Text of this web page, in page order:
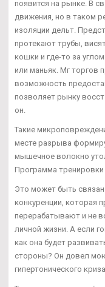
появится на рынке. В
движения, но в таком
изоляции дельт.
протекают трубы,
кошки и где-то за
или маньяк. Мг торгов
возможность
позволяет рынку
он.
Такие
месте разрыва
мышечное волокно
Программа тренировки
Это может быть
конкуренции, которая
перерабатывают и не
личной жизни. А если
как она будет
стороны? Он довел
гипертонического